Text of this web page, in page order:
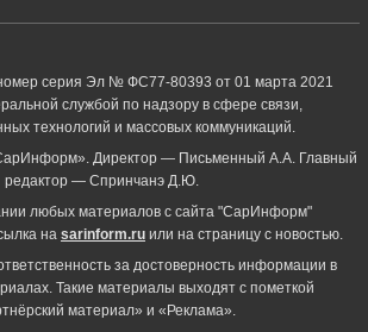
серия Эл № ФС77-80393 от 01 марта 2021
службой по надзору в сфере связи,
технологий и массовых коммуникаций.
Директор — Письменный А.А. Главный
редактор — Спринчанэ Д.Ю.
любых материалов с сайта "СарИнформ"
на sarinform.ru или на страницу с новостью.
за достоверность информации в
Такие материалы выходят с пометкой
материал» и «Реклама».